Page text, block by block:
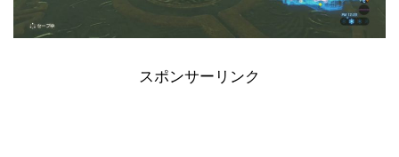
スポンサーリンク